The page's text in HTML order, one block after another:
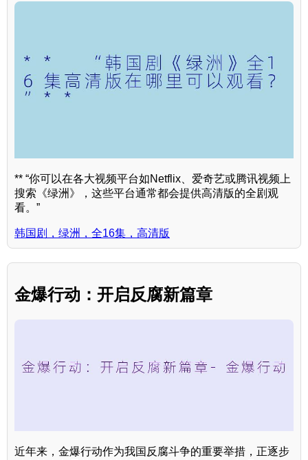
** “你可以在各大视频平台如Netflix、爱奇艺或腾讯视频上
搜索《绿洲》，这些平台通常都会提供高清版的全剧观
看。”
韩国剧，绿洲，全16集，高清版
金爆行动：开启反腐新篇章
近年来，金爆行动作为我国反腐斗争的重要举措，正逐步